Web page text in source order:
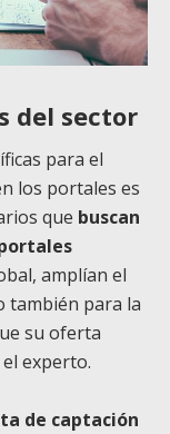
del sector
para el
los portales es
que buscan
amplían el
también para la
su oferta
experto.
de captación